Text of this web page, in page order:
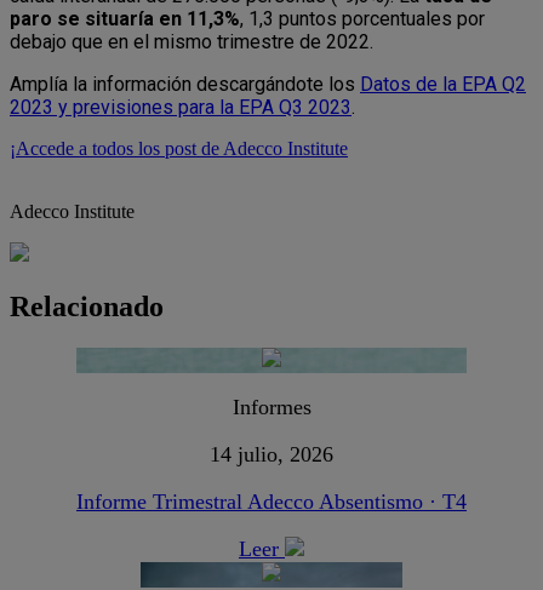
paro se situaría en 11,3%, 1,3 puntos porcentuales por
debajo que en el mismo trimestre de 2022.
Amplía la información descargándote los Datos de la EPA Q2
2023 y previsiones para la EPA Q3 2023
¡Accede a todos los post de Adecco Institute
Adecco Institute
Relacionado
Informes
14 julio, 2026
Informe Trimestral Adecco Absentismo · T4
Leer